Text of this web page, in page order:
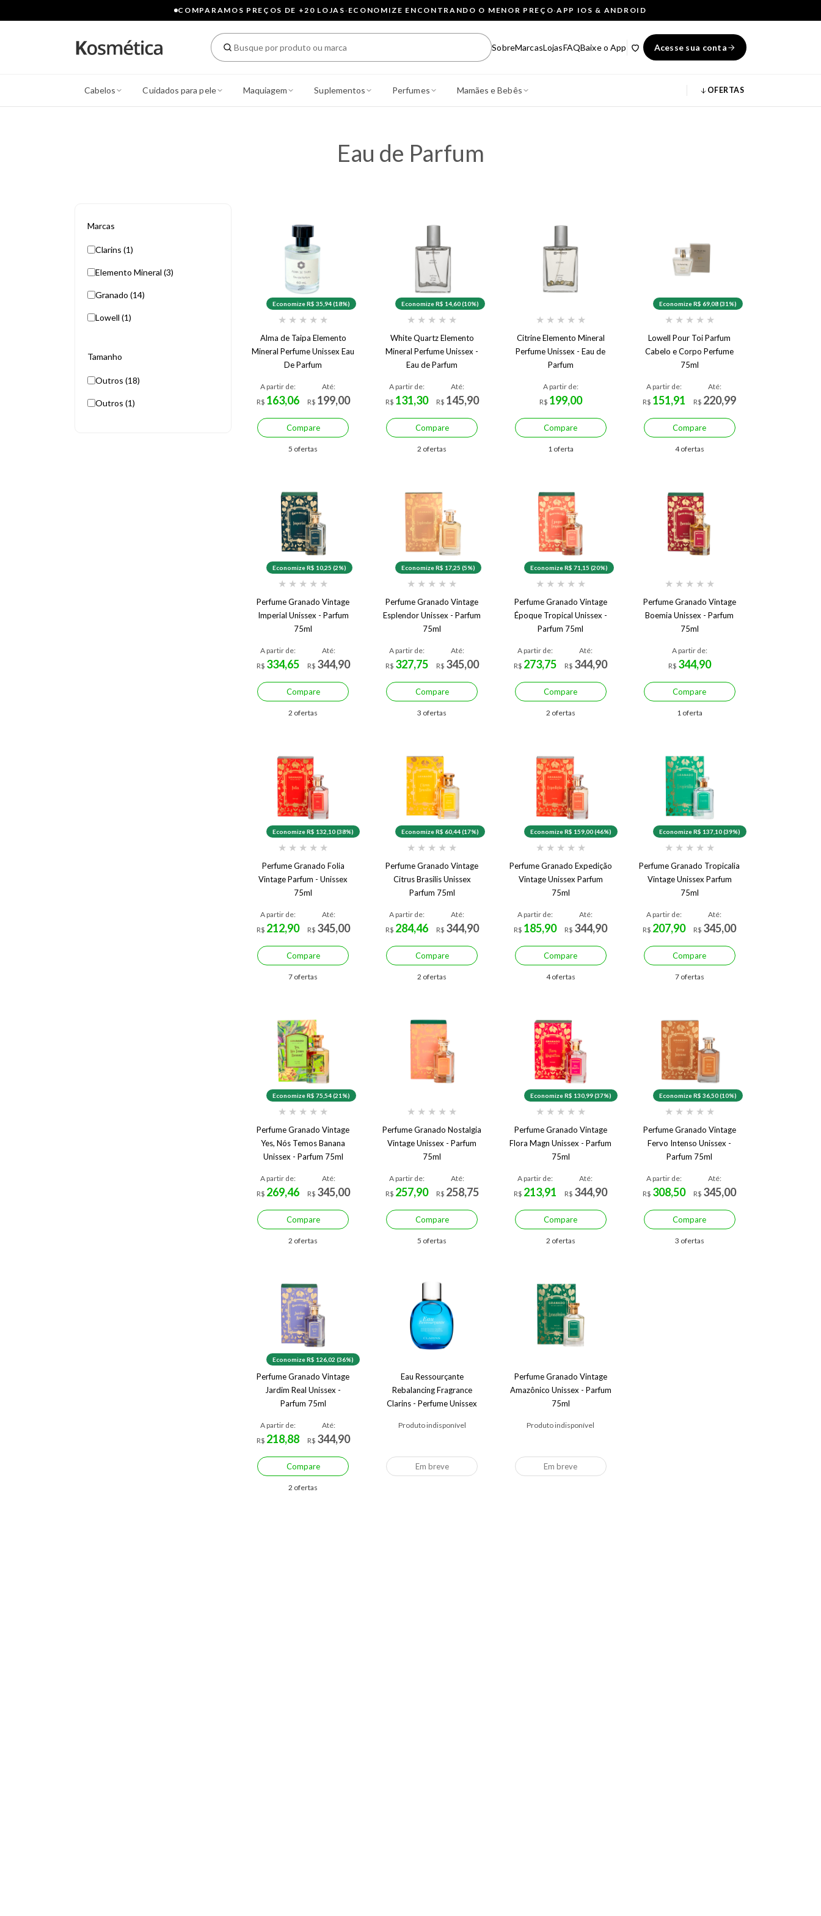
COMPARAMOS PREÇOS DE +20 LOJAS· ECONOMIZE ENCONTRANDO O MENOR PREÇO·APP IOS & ANDROID
SobreMarcasLojasFAQBaixe o App Acesse sua conta
Cabelos Cuidados para pele Maquiagem Suplementos Perfumes Mamães e Bebês OFERTAS
Eau de Parfum
Marcas
Clarins (1)
Elemento Mineral (3)
Granado (14)
Lowell (1)
Tamanho
Outros (18)
Outros (1)
Economize R$ 35,94 (18%)
★ ★ ★ ★ ★
Alma de Taipa Elemento
Mineral Perfume Unissex Eau
De Parfum
A partir de:
R$ 163,06
Até:
R$ 199,00
Compare
5 ofertas
Economize R$ 14,60 (10%)
★ ★ ★ ★ ★
White Quartz Elemento
Mineral Perfume Unissex -
Eau de Parfum
A partir de:
R$ 131,30
Até:
R$ 145,90
Compare
2 ofertas
★ ★ ★ ★ ★
Citrine Elemento Mineral
Perfume Unissex - Eau de
Parfum
A partir de:
R$ 199,00
Compare
1 oferta
Economize R$ 69,08 (31%)
★ ★ ★ ★ ★
Lowell Pour Toi Parfum
Cabelo e Corpo Perfume
75ml
A partir de:
R$ 151,91
Até:
R$ 220,99
Compare
4 ofertas
Economize R$ 10,25 (2%)
★ ★ ★ ★ ★
Perfume Granado Vintage
Imperial Unissex - Parfum
75ml
A partir de:
R$ 334,65
Até:
R$ 344,90
Compare
2 ofertas
Economize R$ 17,25 (5%)
★ ★ ★ ★ ★
Perfume Granado Vintage
Esplendor Unissex - Parfum
75ml
A partir de:
R$ 327,75
Até:
R$ 345,00
Compare
3 ofertas
Economize R$ 71,15 (20%)
★ ★ ★ ★ ★
Perfume Granado Vintage
Époque Tropical Unissex -
Parfum 75ml
A partir de:
R$ 273,75
Até:
R$ 344,90
Compare
2 ofertas
★ ★ ★ ★ ★
Perfume Granado Vintage
Boemia Unissex - Parfum
75ml
A partir de:
R$ 344,90
Compare
1 oferta
Economize R$ 132,10 (38%)
★ ★ ★ ★ ★
Perfume Granado Folia
Vintage Parfum - Unissex
75ml
A partir de:
R$ 212,90
Até:
R$ 345,00
Compare
7 ofertas
Economize R$ 60,44 (17%)
★ ★ ★ ★ ★
Perfume Granado Vintage
Citrus Brasilis Unissex
Parfum 75ml
A partir de:
R$ 284,46
Até:
R$ 344,90
Compare
2 ofertas
Economize R$ 159,00 (46%)
★ ★ ★ ★ ★
Perfume Granado Expedição
Vintage Unissex Parfum
75ml
A partir de:
R$ 185,90
Até:
R$ 344,90
Compare
4 ofertas
Economize R$ 137,10 (39%)
★ ★ ★ ★ ★
Perfume Granado Tropicalia
Vintage Unissex Parfum
75ml
A partir de:
R$ 207,90
Até:
R$ 345,00
Compare
7 ofertas
Economize R$ 75,54 (21%)
★ ★ ★ ★ ★
Perfume Granado Vintage
Yes, Nós Temos Banana
Unissex - Parfum 75ml
A partir de:
R$ 269,46
Até:
R$ 345,00
Compare
2 ofertas
★ ★ ★ ★ ★
Perfume Granado Nostalgia
Vintage Unissex - Parfum
75ml
A partir de:
R$ 257,90
Até:
R$ 258,75
Compare
5 ofertas
Economize R$ 130,99 (37%)
★ ★ ★ ★ ★
Perfume Granado Vintage
Flora Magn Unissex - Parfum
75ml
A partir de:
R$ 213,91
Até:
R$ 344,90
Compare
2 ofertas
Economize R$ 36,50 (10%)
★ ★ ★ ★ ★
Perfume Granado Vintage
Fervo Intenso Unissex -
Parfum 75ml
A partir de:
R$ 308,50
Até:
R$ 345,00
Compare
3 ofertas
Economize R$ 126,02 (36%)
Perfume Granado Vintage
Jardim Real Unissex -
Parfum 75ml
A partir de:
R$ 218,88
Até:
R$ 344,90
Compare
2 ofertas
Eau Ressourçante
Rebalancing Fragrance
Clarins - Perfume Unissex
Produto indisponível
Em breve
Perfume Granado Vintage
Amazônico Unissex - Parfum
75ml
Produto indisponível
Em breve